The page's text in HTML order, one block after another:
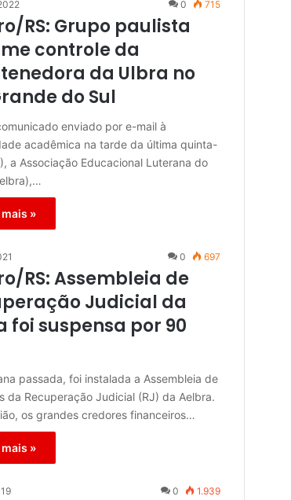
0 715
RS: Grupo paulista
controle da
da Ulbra no
do Sul
enviado por e-mail à
acadêmica na tarde da última quinta-
a Associação Educacional Luterana do
mais »
0 697
RS: Assembleia de
Judicial da
foi suspensa por 90
passada, foi instalada a Assembleia de
da Recuperação Judicial (RJ) da Aelbra.
os grandes credores financeiros…
mais »
0 1.939